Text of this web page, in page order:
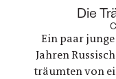
anderes
große
Die
Ein paar
Jahren
träumten von